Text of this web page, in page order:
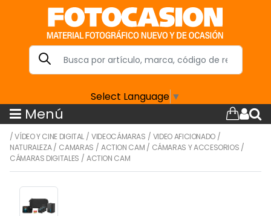
Select Language ▼
Menú
/VÍDEO Y CINE DIGITAL /VIDEOCÁMARAS / VIDEO AFICIONADO /
NATURALEZA/ CAMARAS / ACTION CAM / CÁMARAS Y ACCESORIOS /
CÁMARAS DIGITALES / ACTION CAM